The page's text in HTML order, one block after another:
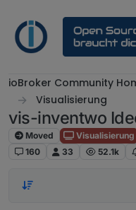
ioBroker Community
Visualisierung
vis-inventwo
Moved Visualisierung
160
33 52.1k